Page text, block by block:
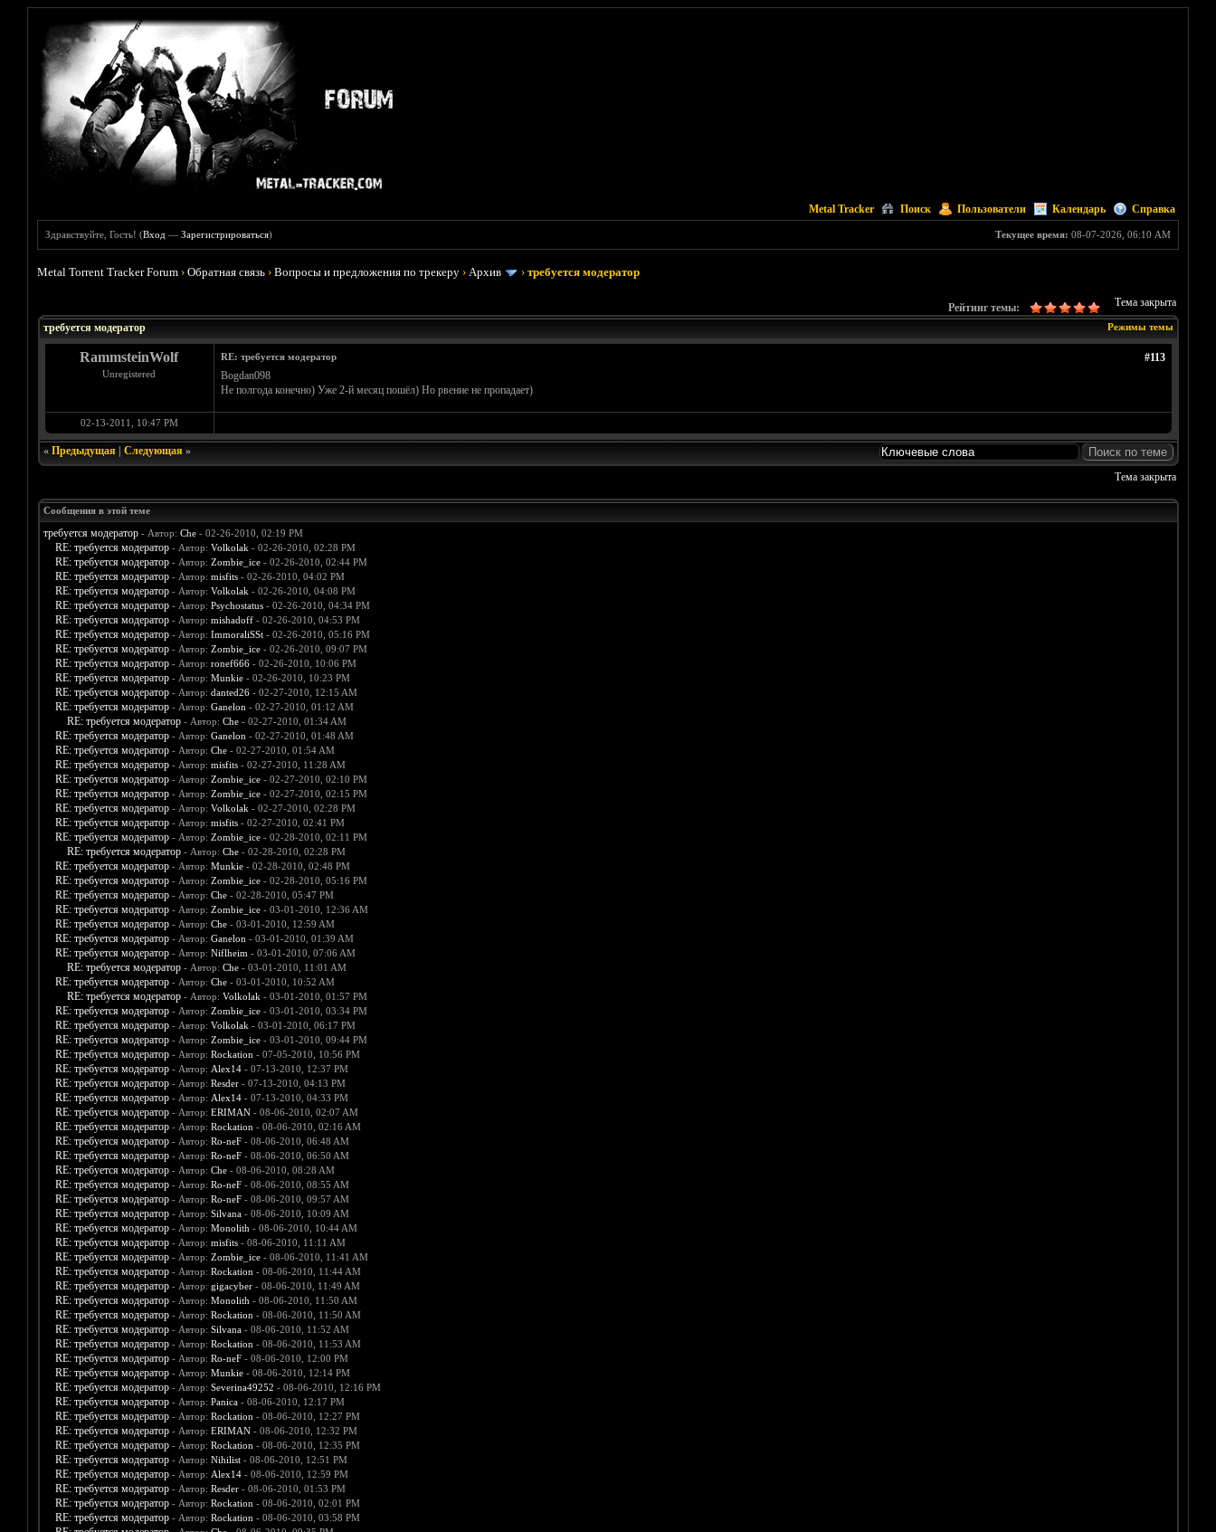
Metal Tracker Поиск Пользователи Календарь Справка
Текущее время: 08-07-2026, 06:10 AM
Здравствуйте, Гость! (Вход —Зарегистрироваться)
Metal Torrent Tracker Forum ›Обратная связь ›Вопросы и предложения по трекеру ›Архив ›требуется модератор
Тема закрыта
Рейтинг темы:
Режимы темы
требуется модератор
RammsteinWolf
Unregistered
#113
RE: требуется модератор
Bogdan098
Не полгода конечно) Уже 2-й месяц пошёл) Но рвение не пропадает)
02-13-2011, 10:47 PM
« Предыдущая| Следующая»
Тема закрыта
Сообщения в этой теме
требуется модератор - Автор: Che- 02-26-2010, 02:19 PM
RE: требуется модератор - Автор: Volkolak - 02-26-2010, 02:28 PM
RE: требуется модератор - Автор: Zombie_ice- 02-26-2010, 02:44 PM
RE: требуется модератор - Автор: misfits- 02-26-2010, 04:02 PM
RE: требуется модератор - Автор: Volkolak - 02-26-2010, 04:08 PM
RE: требуется модератор - Автор: Psychostatus- 02-26-2010, 04:34 PM
RE: требуется модератор - Автор: mishadoff- 02-26-2010, 04:53 PM
RE: требуется модератор - Автор: ImmoraliSSt- 02-26-2010, 05:16 PM
RE: требуется модератор - Автор: Zombie_ice- 02-26-2010, 09:07 PM
RE: требуется модератор - Автор: ronef666- 02-26-2010, 10:06 PM
RE: требуется модератор - Автор: Munkie- 02-26-2010, 10:23 PM
RE: требуется модератор - Автор: danted26- 02-27-2010, 12:15 AM
RE: требуется модератор - Автор: Ganelon - 02-27-2010, 01:12 AM
RE: требуется модератор - Автор: Che- 02-27-2010, 01:34 AM
RE: требуется модератор - Автор: Ganelon - 02-27-2010, 01:48 AM
RE: требуется модератор - Автор: Che- 02-27-2010, 01:54 AM
RE: требуется модератор - Автор: misfits- 02-27-2010, 11:28 AM
RE: требуется модератор - Автор: Zombie_ice- 02-27-2010, 02:10 PM
RE: требуется модератор - Автор: Zombie_ice- 02-27-2010, 02:15 PM
RE: требуется модератор - Автор: Volkolak - 02-27-2010, 02:28 PM
RE: требуется модератор - Автор: misfits- 02-27-2010, 02:41 PM
RE: требуется модератор - Автор: Zombie_ice- 02-28-2010, 02:11 PM
RE: требуется модератор - Автор: Che- 02-28-2010, 02:28 PM
RE: требуется модератор - Автор: Munkie- 02-28-2010, 02:48 PM
RE: требуется модератор - Автор: Zombie_ice- 02-28-2010, 05:16 PM
RE: требуется модератор - Автор: Che- 02-28-2010, 05:47 PM
RE: требуется модератор - Автор: Zombie_ice- 03-01-2010, 12:36 AM
RE: требуется модератор - Автор: Che- 03-01-2010, 12:59 AM
RE: требуется модератор - Автор: Ganelon - 03-01-2010, 01:39 AM
RE: требуется модератор - Автор: Niflheim - 03-01-2010, 07:06 AM
RE: требуется модератор - Автор: Che- 03-01-2010, 11:01 AM
RE: требуется модератор - Автор: Che- 03-01-2010, 10:52 AM
RE: требуется модератор - Автор: Volkolak - 03-01-2010, 01:57 PM
RE: требуется модератор - Автор: Zombie_ice- 03-01-2010, 03:34 PM
RE: требуется модератор - Автор: Volkolak - 03-01-2010, 06:17 PM
RE: требуется модератор - Автор: Zombie_ice- 03-01-2010, 09:44 PM
RE: требуется модератор - Автор: Rockation - 07-05-2010, 10:56 PM
RE: требуется модератор - Автор: Alex14- 07-13-2010, 12:37 PM
RE: требуется модератор - Автор: Resder- 07-13-2010, 04:13 PM
RE: требуется модератор - Автор: Alex14- 07-13-2010, 04:33 PM
RE: требуется модератор - Автор: ERIMAN- 08-06-2010, 02:07 AM
RE: требуется модератор - Автор: Rockation - 08-06-2010, 02:16 AM
RE: требуется модератор - Автор: Ro-neF- 08-06-2010, 06:48 AM
RE: требуется модератор - Автор: Ro-neF- 08-06-2010, 06:50 AM
RE: требуется модератор - Автор: Che- 08-06-2010, 08:28 AM
RE: требуется модератор - Автор: Ro-neF- 08-06-2010, 08:55 AM
RE: требуется модератор - Автор: Ro-neF- 08-06-2010, 09:57 AM
RE: требуется модератор - Автор: Silvana- 08-06-2010, 10:09 AM
RE: требуется модератор - Автор: Monolith - 08-06-2010, 10:44 AM
RE: требуется модератор - Автор: misfits- 08-06-2010, 11:11 AM
RE: требуется модератор - Автор: Zombie_ice- 08-06-2010, 11:41 AM
RE: требуется модератор - Автор: Rockation - 08-06-2010, 11:44 AM
RE: требуется модератор - Автор: gigacyber- 08-06-2010, 11:49 AM
RE: требуется модератор - Автор: Monolith - 08-06-2010, 11:50 AM
RE: требуется модератор - Автор: Rockation - 08-06-2010, 11:50 AM
RE: требуется модератор - Автор: Silvana- 08-06-2010, 11:52 AM
RE: требуется модератор - Автор: Rockation - 08-06-2010, 11:53 AM
RE: требуется модератор - Автор: Ro-neF- 08-06-2010, 12:00 PM
RE: требуется модератор - Автор: Munkie- 08-06-2010, 12:14 PM
RE: требуется модератор - Автор: Severina49252 - 08-06-2010, 12:16 PM
RE: требуется модератор - Автор: Panica- 08-06-2010, 12:17 PM
RE: требуется модератор - Автор: Rockation - 08-06-2010, 12:27 PM
RE: требуется модератор - Автор: ERIMAN- 08-06-2010, 12:32 PM
RE: требуется модератор - Автор: Rockation - 08-06-2010, 12:35 PM
RE: требуется модератор - Автор: Nihilist- 08-06-2010, 12:51 PM
RE: требуется модератор - Автор: Alex14- 08-06-2010, 12:59 PM
RE: требуется модератор - Автор: Resder- 08-06-2010, 01:53 PM
RE: требуется модератор - Автор: Rockation - 08-06-2010, 02:01 PM
RE: требуется модератор - Автор: Rockation - 08-06-2010, 03:58 PM